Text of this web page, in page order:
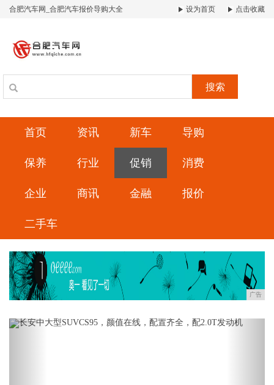
合肥汽车网_合肥汽车报价导购大全 设为首页 点击收藏
搜索
首页 资讯 新车 导购
保养 行业 促销 消费
企业 商讯 金融 报价
二手车
广告
Previous